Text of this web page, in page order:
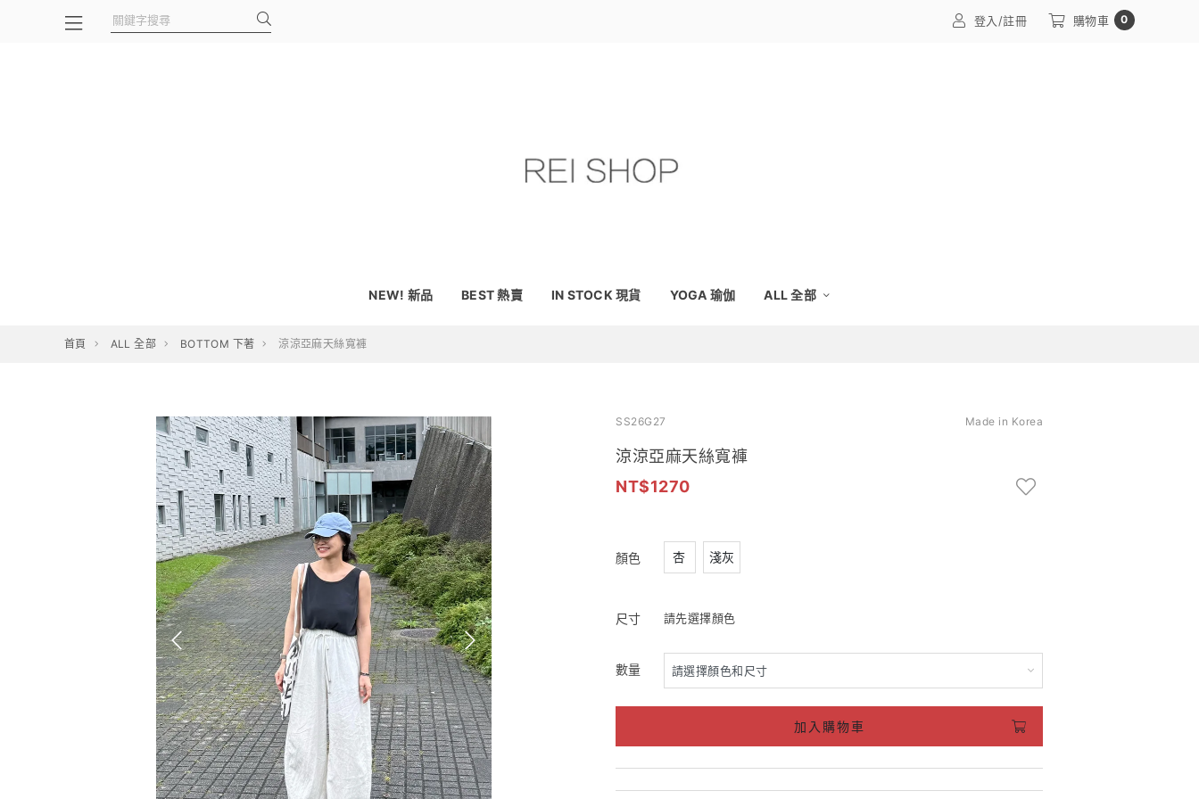
登入/註冊 購物車 0
NEW! 新品 BEST 熱賣 IN STOCK 現貨 YOGA 瑜伽 ALL 全部
首頁 ALL 全部 BOTTOM 下著 涼涼亞麻天絲寬褲
SS26G27 Made in Korea
涼涼亞麻天絲寬褲
1270
顏色 杏 淺灰
尺寸 請先選擇顏色
數量
加入購物車